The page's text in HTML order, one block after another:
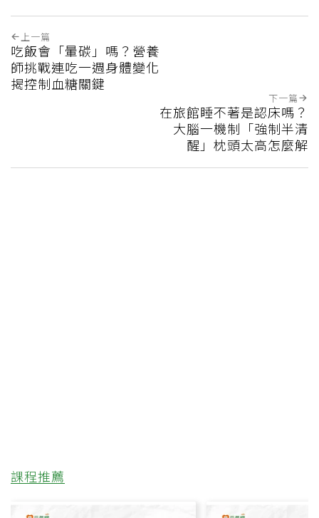
上一篇
吃飯會「暈碳」嗎？營養
師挑戰連吃一週身體變化
揭控制血糖關鍵
下一篇
在旅館睡不著是認床嗎？
大腦一機制「強制半清
醒」枕頭太高怎麼解
課程推薦